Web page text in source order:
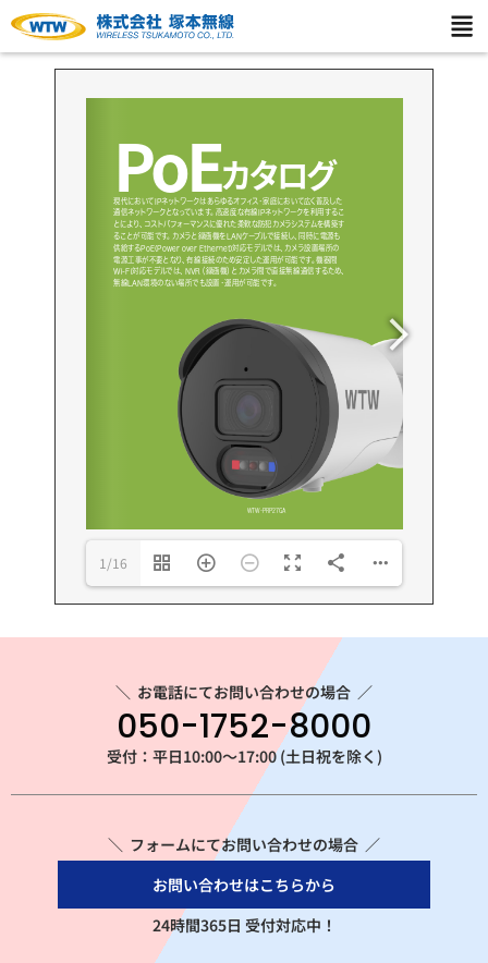
1/16
＼ お電話にてお問い合わせの場合 ／
050-1752-8000
受付：平日10:00～17:00 (土日祝を除く)
＼ フォームにてお問い合わせの場合 ／
お問い合わせはこちらから
24時間365日 受付対応中！